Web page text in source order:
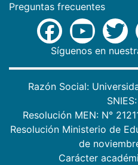
Preguntas frecuentes
Síguenos en
Razón Social:
Resolución MEN: N°
Resolución Ministerio de
de
Carácter